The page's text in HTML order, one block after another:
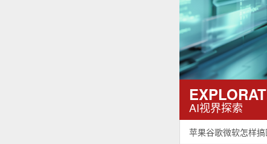
“CAR-T之父”重磅
mRNA疫苗在癌症